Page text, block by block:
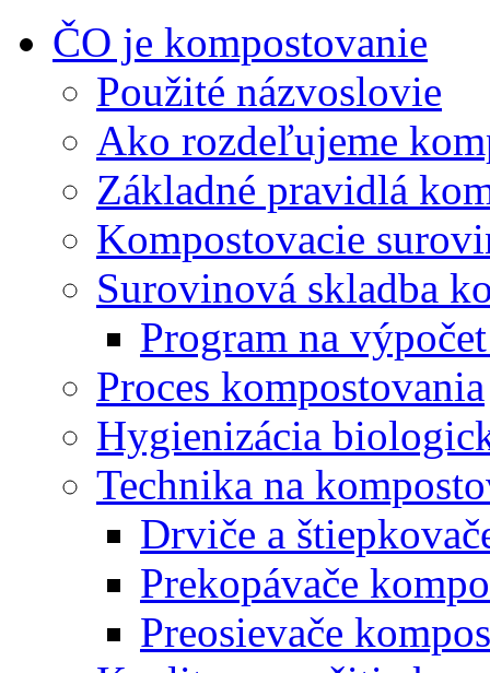
ČO je kompostovanie
Použité názvoslovie
Ako rozdeľujeme
Základné pravidlá
Kompostovacie
Surovinová skladba
Program na
Proces kompostovania
Hygienizácia
Technika na
Drviče a
Prekopávače
Preosievače